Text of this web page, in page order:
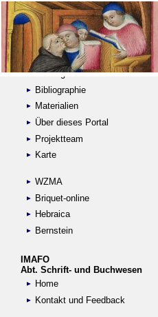
Suche
Handschriftensammlungen
Digitalisierte Handschriften
Kataloge
Bibliographie
Materialien
Über dieses Portal
Projektteam
Karte
WZMA
Briquet-online
Hebraica
Bernstein
IMAFO
Abt. Schrift- und Buchwesen
Home
Kontakt und Feedback